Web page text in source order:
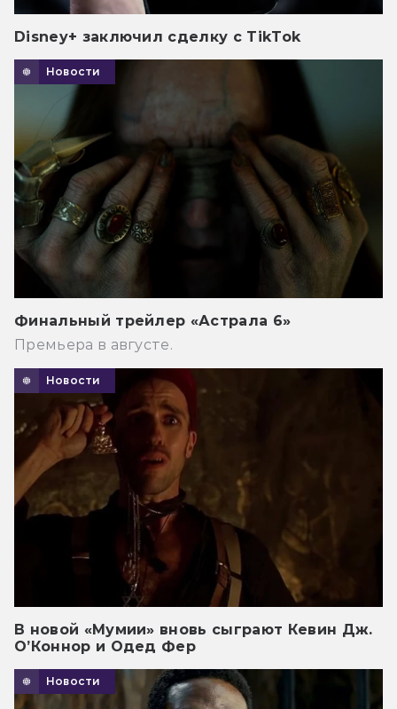
Disney+ заключил сделку с TikTok
Новости
Финальный трейлер «Астрала 6»
Премьера в августе.
Новости
В новой «Мумии» вновь сыграют Кевин Дж.
О’Коннор и Одед Фер
Новости